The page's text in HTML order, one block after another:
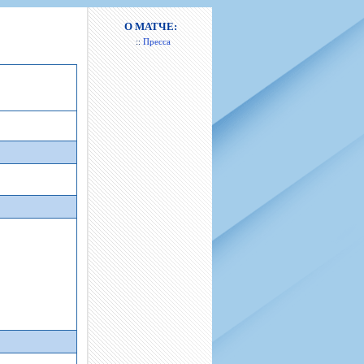
болельщиков
атрибутики
болельщика
и абонементы
на Яндекс Афиша
О МАТЧЕ:
::Пресса